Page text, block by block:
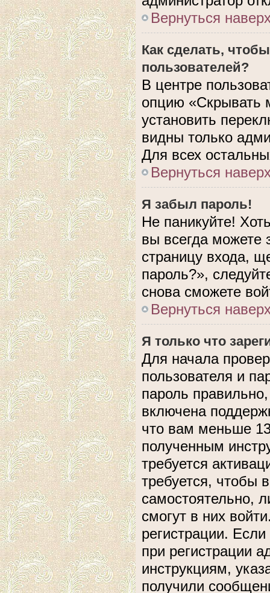
Вернуться
Как сделать,
пользователей?
В центре
опцию «Скрывать
установить
видны только
Для всех
Вернуться
Я забыл пароль!
Не паникуйте!
вы всегда можете
страницу входа,
пароль?»,
снова сможете
Вернуться
Я только что
Для начала
пользователя и
пароль
включена
что вам меньше
полученным
требуется
требуется, чтобы
самостоятельно,
смогут в них
регистрации.
при регистрации
инструкциям,
получили